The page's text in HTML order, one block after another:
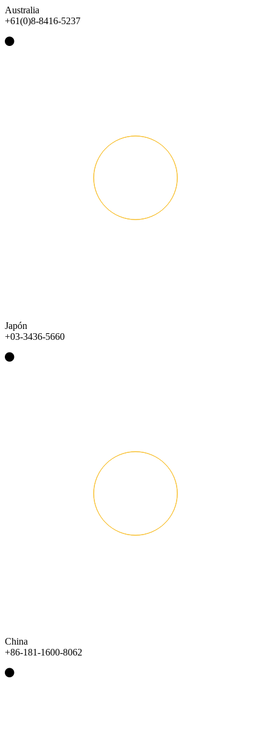
Australia
+61(0)8-8416-5237
Japón
+03-3436-5660
China
+86-181-1600-8062